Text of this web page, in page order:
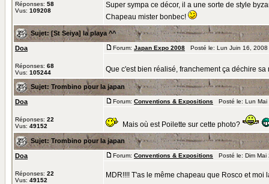
Réponses: 58
Vus: 109208
Super sympa ce décor, il a une sorte de style
Chapeau mister bonbec!
Sujet: [St Seiya] la playa ^^
Doa
Réponses: 68
Vus: 105244
Forum: Japan Expo 2008 Posté le: Lun Juin 16,
Que c'est bien réalisé, franchement ça déchire
Sujet: Trombino pour la japan
Doa
Réponses: 22
Vus: 49152
Forum: Conventions & Expositions Posté le: Lun
Mais où est Poilette sur cette photo?
Sujet: Trombino pour la japan
Doa
Réponses: 22
Vus: 49152
Forum: Conventions & Expositions Posté le: Dim
MDR!!!! T'as le même chapeau que Rosco et